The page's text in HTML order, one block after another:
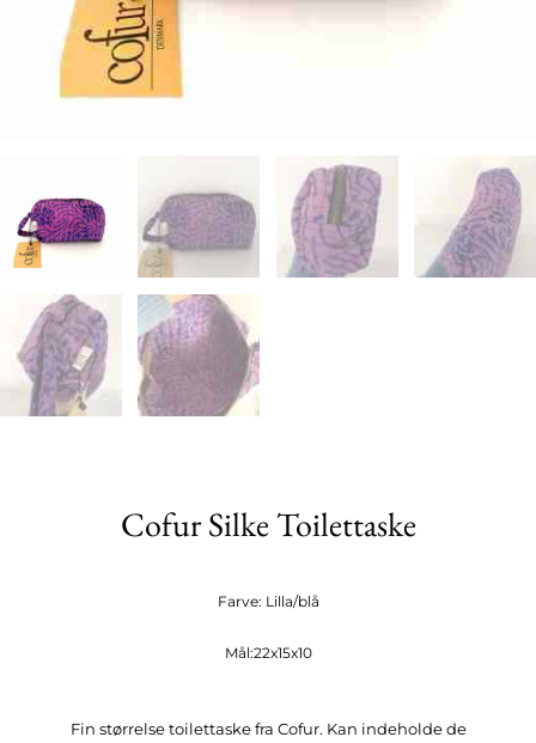
Cofur Silke Toilettaske
Farve: Lilla/blå
Mål:22x15x10
Fin størrelse toilettaske fra Cofur. Kan indeholde de